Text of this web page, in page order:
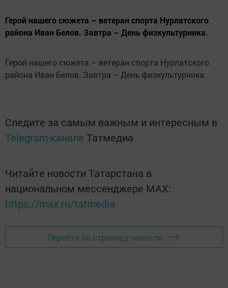
Герой нашего сюжета – ветеран спорта Нурлатского
района Иван Белов. Завтра – День физкультурника.
Герой нашего сюжета – ветеран спорта Нурлатского
района Иван Белов. Завтра – День физкультурника.
Следите за самым важным и интересным в
Telegram-канале Татмедиа
Читайте новости Татарстана в
национальном мессенджере MАХ:
https://max.ru/tatmedia
Перейти на страницу новости